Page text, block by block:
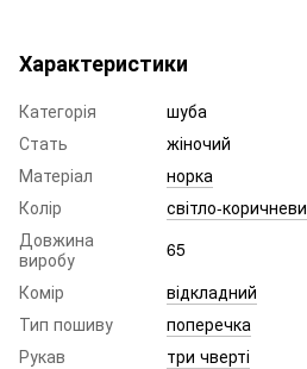
Характеристики
Категорія
шуба
Стать
жіночий
Матеріал
норка
Колір
світло-
Довжина
виробу
65
Комір
відкладний
Тип пошиву
поперечка
Рукав
три чверті